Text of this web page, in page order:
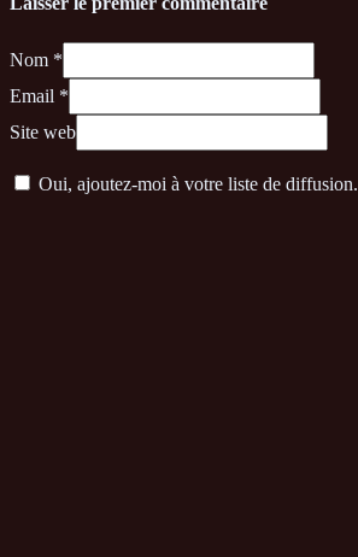
Nom *
Email *
Site web
Oui, ajoutez-moi à votre liste de diffusion.